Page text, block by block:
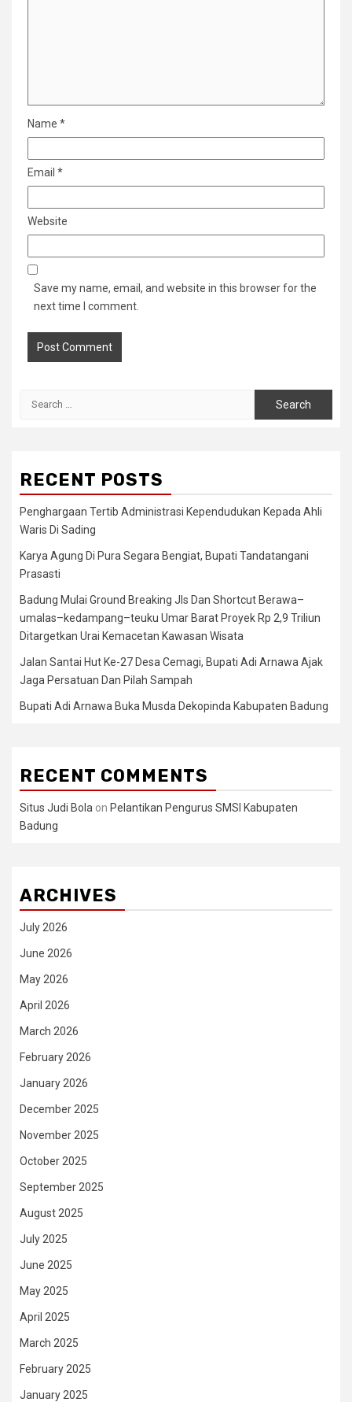
Name *
Email *
Website
Save my name, email, and website in this browser for the
next time I comment.
RECENT POSTS
Penghargaan Tertib Administrasi Kependudukan Kepada Ahli
Waris Di Sading
Karya Agung Di Pura Segara Bengiat, Bupati Tandatangani
Prasasti
Badung Mulai Ground Breaking Jls Dan Shortcut Berawa–
umalas–kedampang–teuku Umar Barat Proyek Rp 2,9 Triliun
Ditargetkan Urai Kemacetan Kawasan Wisata
Jalan Santai Hut Ke-27 Desa Cemagi, Bupati Adi Arnawa Ajak
Jaga Persatuan Dan Pilah Sampah
Bupati Adi Arnawa Buka Musda Dekopinda Kabupaten Badung
RECENT COMMENTS
Situs Judi Bola on Pelantikan Pengurus SMSI Kabupaten
Badung
ARCHIVES
July 2026
June 2026
May 2026
April 2026
March 2026
February 2026
January 2026
December 2025
November 2025
October 2025
September 2025
August 2025
July 2025
June 2025
May 2025
April 2025
March 2025
February 2025
January 2025